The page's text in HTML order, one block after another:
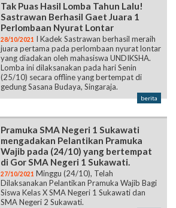
Tak Puas Hasil Lomba Tahun Lalu!
Sastrawan Berhasil Gaet Juara 1
Perlombaan Nyurat Lontar
28/10/2021 I Kadek Sastrawan berhasil meraih
juara pertama pada perlombaan nyurat lontar
yang diadakan oleh mahasiswa UNDIKSHA.
Lomba ini dilaksanakan pada hari Senin
(25/10) secara offline yang bertempat di
gedung Sasana Budaya, Singaraja.
berita
Pramuka SMA Negeri 1 Sukawati
mengadakan Pelantikan Pramuka
Wajib pada (24/10) yang bertempat
di Gor SMA Negeri 1 Sukawati.
27/10/2021 Minggu (24/10), Telah
Dilaksanakan Pelantikan Pramuka Wajib Bagi
Siswa Kelas X SMA Negeri 1 Sukawati dan
SMA Negeri 2 Sukawati.